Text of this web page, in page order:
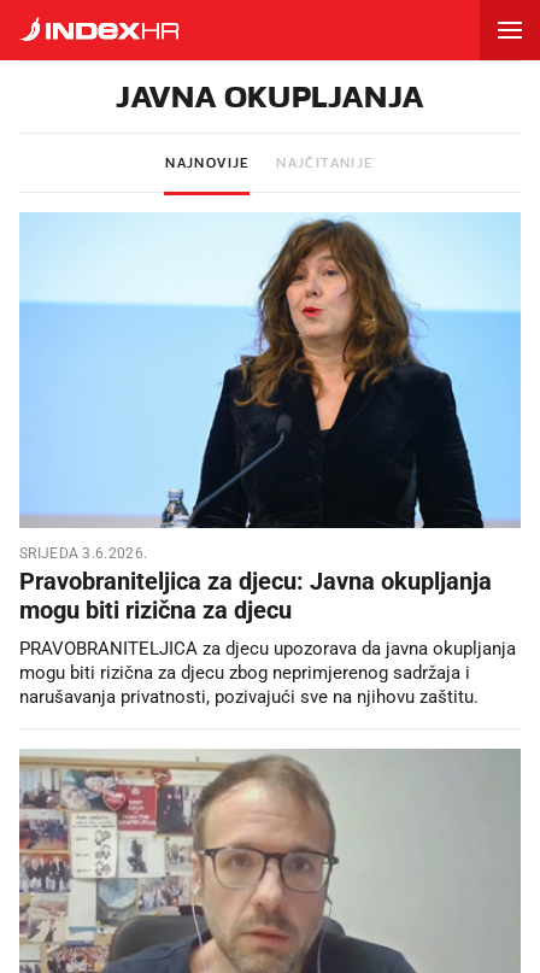
JAVNA OKUPLJANJA
NAJNOVIJE NAJČITANIJE
SRIJEDA 3.6.2026.
Pravobraniteljica za djecu: Javna okupljanja
mogu biti rizična za djecu
PRAVOBRANITELJICA za djecu upozorava da javna okupljanja
mogu biti rizična za djecu zbog neprimjerenog sadržaja i
narušavanja privatnosti, pozivajući sve na njihovu zaštitu.